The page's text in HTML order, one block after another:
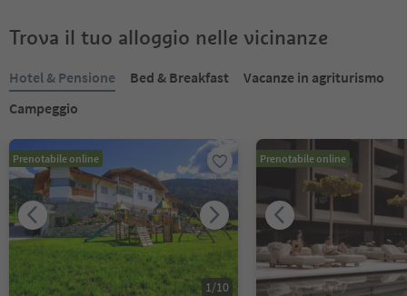
Trova il tuo alloggio nelle vicinanze
Hotel & Pensione Bed & Breakfast
Vacanze in agriturismo
Campeggio
Prenotabile online
1/10
Prenotabile online